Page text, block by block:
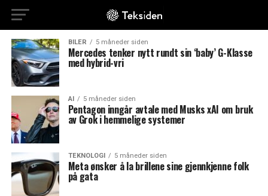
BILER 5 måneder siden
Mercedes tenker nytt rundt sin ‘baby’ G-Klasse
med hybrid-vri
AI 5 måneder siden
Pentagon inngår avtale med Musks xAI om bruk
av Grok i hemmelige systemer
TEKNOLOGI 5 måneder siden
Meta ønsker å la brillene sine gjennkjenne folk
på gata